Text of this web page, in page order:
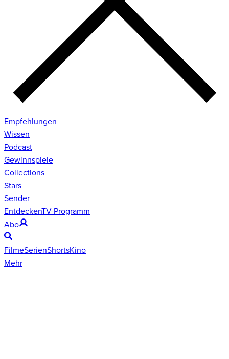
Empfehlungen
Wissen
Podcast
Gewinnspiele
Collections
Stars
Sender
EntdeckenTV-Programm
Abo
FilmeSerienShortsKino
Mehr